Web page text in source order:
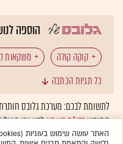
הוספה
קוקה קולה משקאות
כל תגיות הכתבה
לתשומת לבכם: מערכת גלובס חותרת
המופיעבדו"ח האמוןלפיו אנו
בלתי הולם אחר מסוננים בצורה